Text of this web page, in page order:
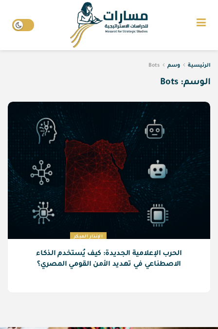
الرئيسية وسم Bots
الوسم: Bots
الإنذار المبكر
الحرب الإعلامية الجديدة: كيف يُستخدم الذكاء
الاصطناعي في تهديد الأمن القومي المصري؟